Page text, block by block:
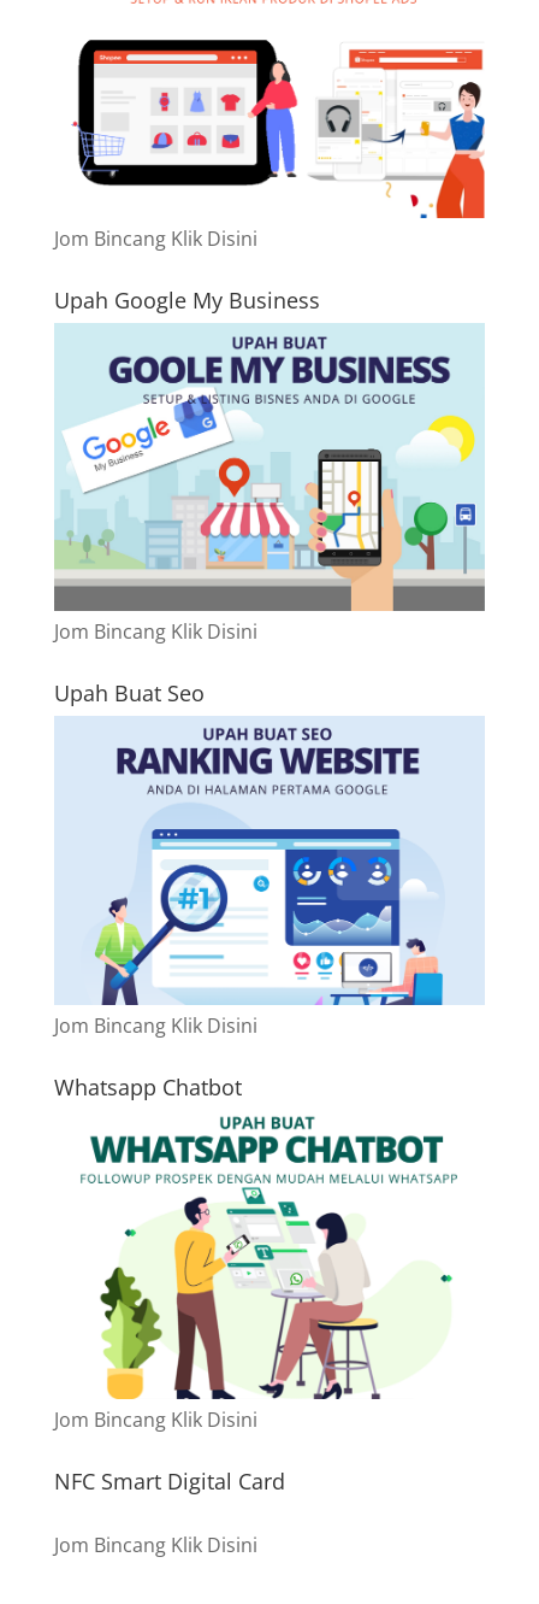
Jom Bincang Klik Disini
Upah Google My Business
Jom Bincang Klik Disini
Upah Buat Seo
Jom Bincang Klik Disini
Whatsapp Chatbot
Jom Bincang Klik Disini
NFC Smart Digital Card
Jom Bincang Klik Disini